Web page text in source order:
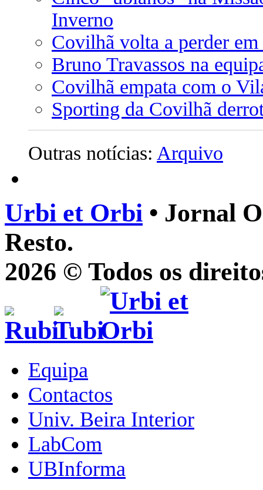
Inverno
Covilhã volta a perder em
Bruno Travassos na
Covilhã empata com o
Sporting da Covilhã
Outras notícias: Arquivo
Urbi et Orbi • Jornal
Resto.
2026 © Todos os
Equipa
Contactos
Univ. Beira Interior
LabCom
UBInforma